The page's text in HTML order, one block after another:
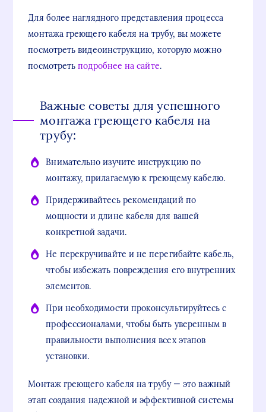
Для более наглядного представления процесса
монтажа греющего кабеля на трубу, вы можете
посмотреть видеоинструкцию, которую можно
посмотретьподробнее на сайте.
Важные советы для успешного
монтажа греющего кабеля на
трубу:
Внимательно изучите инструкцию по
монтажу, прилагаемую к греющему кабелю.
Придерживайтесь рекомендаций по
мощности и длине кабеля для вашей
конкретной задачи.
Не перекручивайте и не перегибайте кабель,
чтобы избежать повреждения его внутренних
элементов.
При необходимости проконсультируйтесь с
профессионалами, чтобы быть уверенным в
правильности выполнения всех этапов
установки.
Монтаж греющего кабеля на трубу — это важный
этап создания надежной и эффективной системы